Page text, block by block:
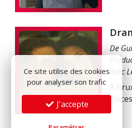
De
À
Ce site utilise des cookies
pour analyser son trafic
J'accepte